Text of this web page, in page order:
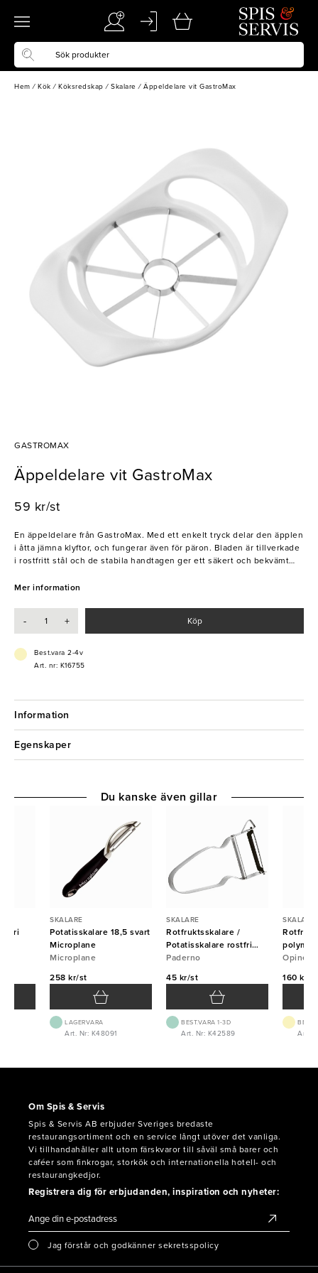
Hem / Kök / Köksredskap / Skalare / Äppeldelare vit GastroMax
GASTROMAX
Äppeldelare vit GastroMax
59 kr/st
En äppeldelare från GastroMax. Med ett enkelt tryck delar den äpplen
i åtta jämna klyftor, och fungerar även för päron. Bladen är tillverkade
i rostfritt stål och de stabila handtagen ger ett säkert och bekvämt
lämpad för daglig användning i professionella köksmiljöer.
- Delar frukt i jämna klyftor
Mer information
- + Köp
Best.vara 2-4v
Art. nr: K16755
Information
Egenskaper
SKALARE
Potatisskalare 18,5 svart
Microplane
Microplane
258 kr/st
LAGERVARA
Art. Nr: K48091
SKALARE
Rotfruktsskalare /
Potatisskalare rostfri
Paderno
Paderno
45 kr/st
BEST.VARA 1-3D
Art. Nr: K42589
SKALARE
Opinel
160 kr/st
Art.
Du kanske även gillar
Om Spis & Servis
Spis & Servis AB erbjuder Sveriges bredaste
restaurangsortiment och en service långt utöver det vanliga.
Vi tillhandahåller allt utom färskvaror till såväl små barer och
caféer som finkrogar, storkök och internationella hotell- och
restaurangkedjor.
Registrera dig för erbjudanden, inspiration och nyheter:
Jag förstår och godkänner sekretsspolicy